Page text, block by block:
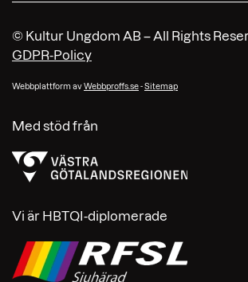
© Kultur Ungdom AB – All Rights
GDPR-Policy
Webbplattform avWebbproffs.se-Sitemap
Med stöd från
Vi är HBTQI-diplomerade